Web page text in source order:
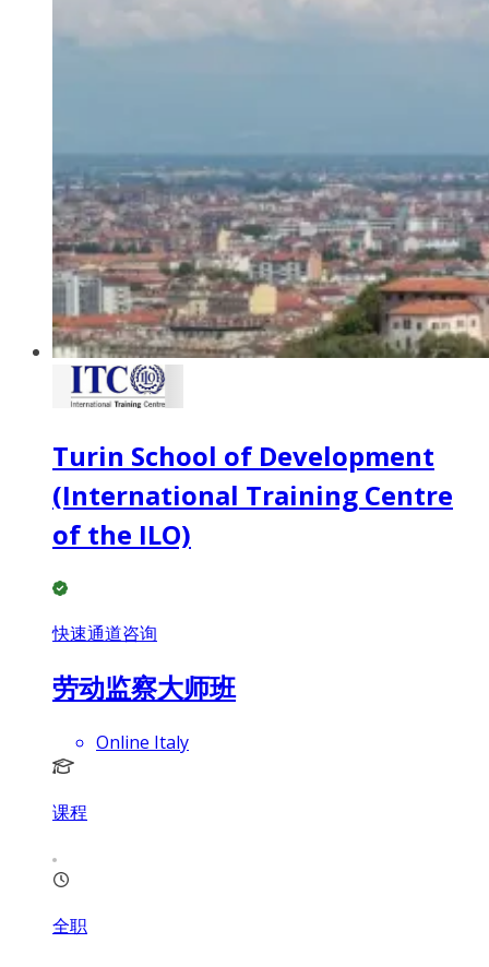
Turin School of Development
(International Training Centre
of the ILO)
快速通道咨询
劳动监察大师班
Online Italy
课程
全职